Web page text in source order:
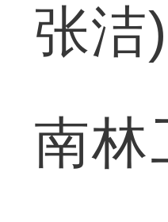
张洁
南林